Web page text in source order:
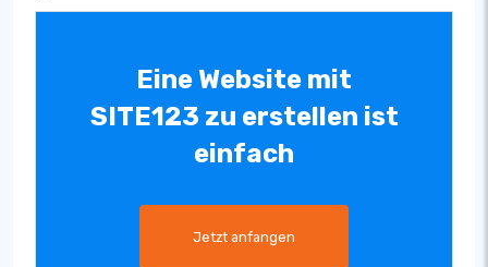
Eine Website mit
SITE123 zu erstellen ist
einfach
Jetzt anfangen